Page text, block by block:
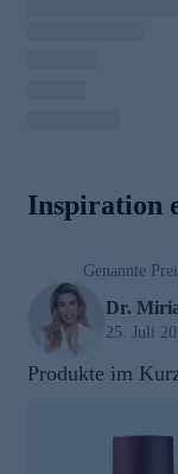
Inspiration
Kosmetik
/
01:00
Genannte
Dr.
25. Juli
Produkte im